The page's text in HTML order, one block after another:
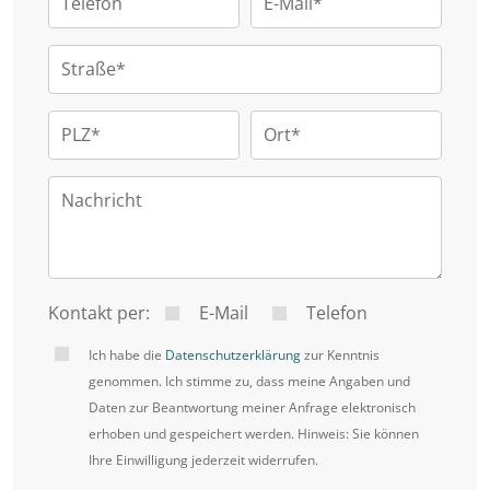
Einbauküche ausgestattet und fügt sich
harmonisch in den Wohnbereich ein. Das
Badezimmer verfügt über eine Badewanne und
bietet ebenfalls eine gute Grundlage für eine
Stauraum. Darüber hinaus stehen den Bewohnern
ein gemeinschaftlicher Wasch- und Trockenraum
sowie ein Fahrradraum zur Verfügung.
Ein eigener Tiefgaragenstellplatz rundet dieses
attraktive Immobilienangebot ab und sorgt
Straße*
PLZ* Ort*
Nachricht
Kontakt per: E-Mail Telefon
Ich habe die Datenschutzerklärungzur Kenntnis
genommen. Ich stimme zu, dass meine Angaben und
Daten zur Beantwortung meiner Anfrage elektronisch
erhoben und gespeichert werden. Hinweis: Sie können
Ihre Einwilligung jederzeit widerrufen.